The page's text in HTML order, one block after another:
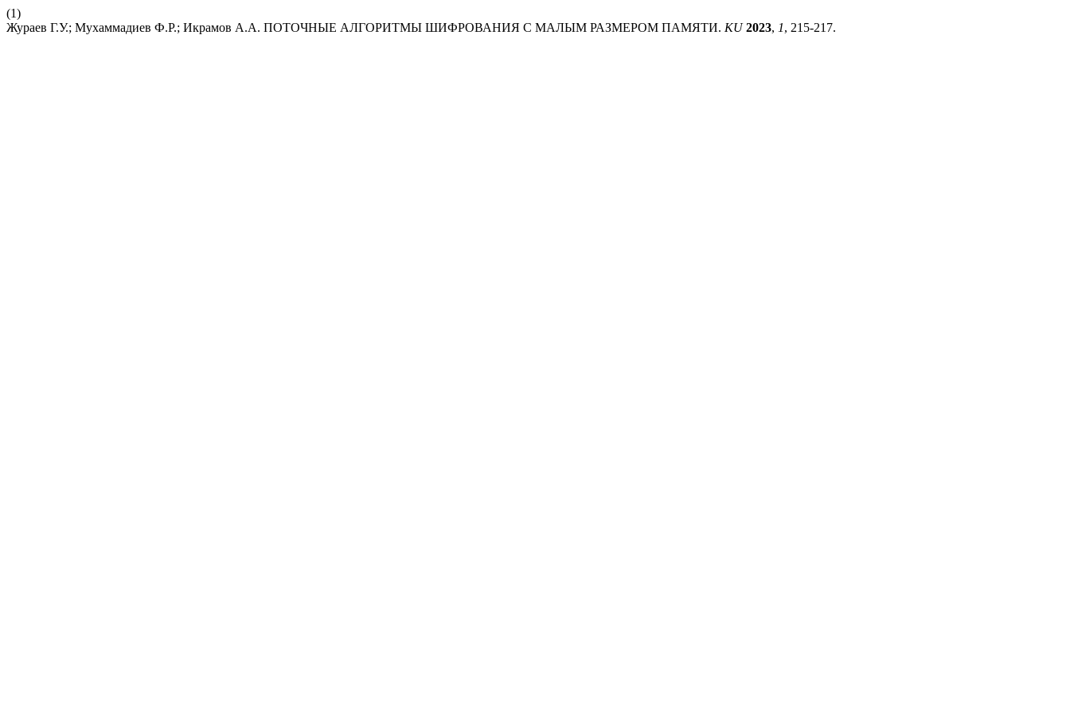
(1)
Жураев Г.У.; Мухаммадиев Ф.Р.; Икрамов А.А. ПОТОЧНЫЕ АЛГОРИТМЫ ШИФРОВАНИЯ С МАЛЫМ РАЗМЕРОМ ПАМЯТИ. KU 2023, 1, 215-217.